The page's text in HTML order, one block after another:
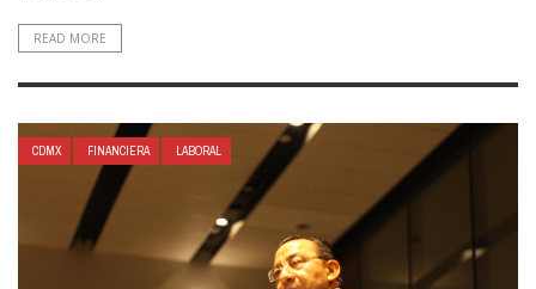
READ MORE
CDMX FINANCIERA LABORAL